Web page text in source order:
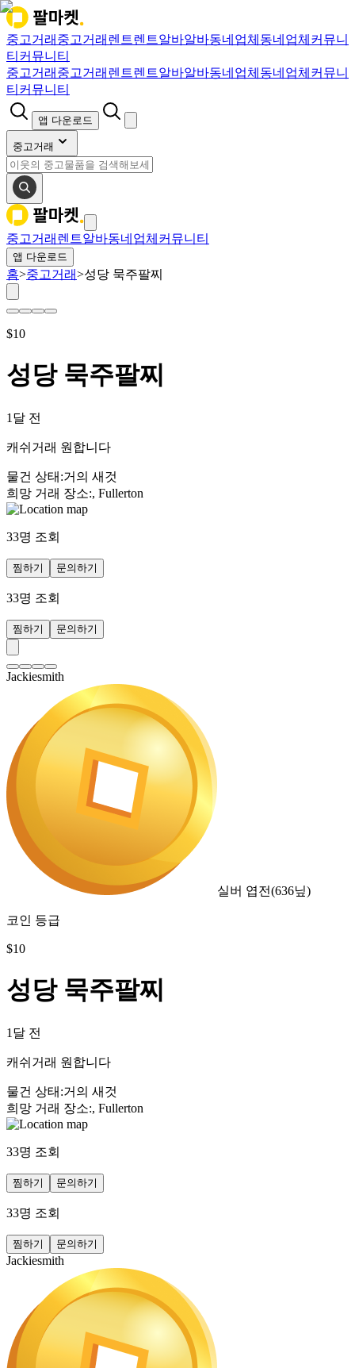
중고거래 중고거래 렌트렌트알바알바동네업체 동네업체 커뮤니
티 커뮤니티
중고거래 중고거래 렌트렌트알바알바동네업체 동네업체 커뮤니
티 커뮤니티
앱 다운로드
중고거래
중고거래 렌트알바동네업체 커뮤니티
앱 다운로드
홈>중고거래>성당 묵주팔찌
$10
성당 묵주팔찌
1달 전
캐쉬거래 원합니다
물건 상태 :거의 새것
희망 거래 장소:, Fullerton
33명 조회
찜하기 문의하기
33명 조회
찜하기 문의하기
Jackiesmith
실버 엽전(636닢)
코인 등급
$10
성당 묵주팔찌
1달 전
캐쉬거래 원합니다
물건 상태 :거의 새것
희망 거래 장소:, Fullerton
33명 조회
찜하기 문의하기
33명 조회
찜하기 문의하기
Jackiesmith